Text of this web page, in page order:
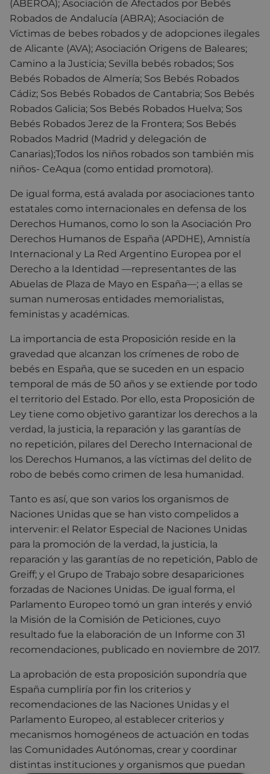
(ABEROA); Asociación de Afectados por Bebés
Robados de Andalucía (ABRA); Asociación de
Víctimas de bebes robados y de adopciones ilegales
de Alicante (AVA); Asociación Origens de Baleares;
Camino a la Justicia; Sevilla bebés robados; Sos
Bebés Robados de Almería; Sos Bebés Robados
Cádiz; Sos Bebés Robados de Cantabria; Sos Bebés
Robados Galicia; Sos Bebés Robados Huelva; Sos
Bebés Robados Jerez de la Frontera; Sos Bebés
Robados Madrid (Madrid y delegación de
Canarias);Todos los niños robados son también mis
niños- CeAqua (como entidad promotora).
De igual forma, está avalada por asociaciones tanto
estatales como internacionales en defensa de los
Derechos Humanos, como lo son la Asociación Pro
Derechos Humanos de España (APDHE), Amnistía
Internacional y La Red Argentino Europea por el
Derecho a la Identidad —representantes de las
Abuelas de Plaza de Mayo en España—; a ellas se
suman numerosas entidades memorialistas,
feministas y académicas.
La importancia de esta Proposición reside en la
gravedad que alcanzan los crímenes de robo de
bebés en España, que se suceden en un espacio
temporal de más de 50 años y se extiende por todo
el territorio del Estado. Por ello, esta Proposición de
Ley tiene como objetivo garantizar los derechos a la
verdad, la justicia, la reparación y las garantías de
no repetición, pilares del Derecho Internacional de
los Derechos Humanos, a las víctimas del delito de
robo de bebés como crimen de lesa humanidad.
Tanto es así, que son varios los organismos de
Naciones Unidas que se han visto compelidos a
intervenir: el Relator Especial de Naciones Unidas
para la promoción de la verdad, la justicia, la
reparación y las garantías de no repetición, Pablo de
Greiff; y el Grupo de Trabajo sobre desapariciones
forzadas de Naciones Unidas. De igual forma, el
Parlamento Europeo tomó un gran interés y envió
la Misión de la Comisión de Peticiones, cuyo
resultado fue la elaboración de un Informe con 31
recomendaciones, publicado en noviembre de 2017.
La aprobación de esta proposición supondría que
España cumpliría por fin los criterios y
recomendaciones de las Naciones Unidas y el
Parlamento Europeo, al establecer criterios y
mecanismos homogéneos de actuación en todas
las Comunidades Autónomas, crear y coordinar
distintas instituciones y organismos que puedan